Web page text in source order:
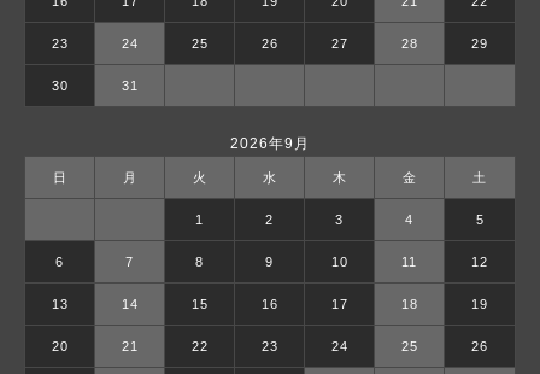
23 24 25 26 27 28 29
30 31
2026年9月
日 月 火 水 木 金 土
1 2 3 4 5
6 7 8 9 10 11 12
13 14 15 16 17 18 19
20 21 22 23 24 25 26